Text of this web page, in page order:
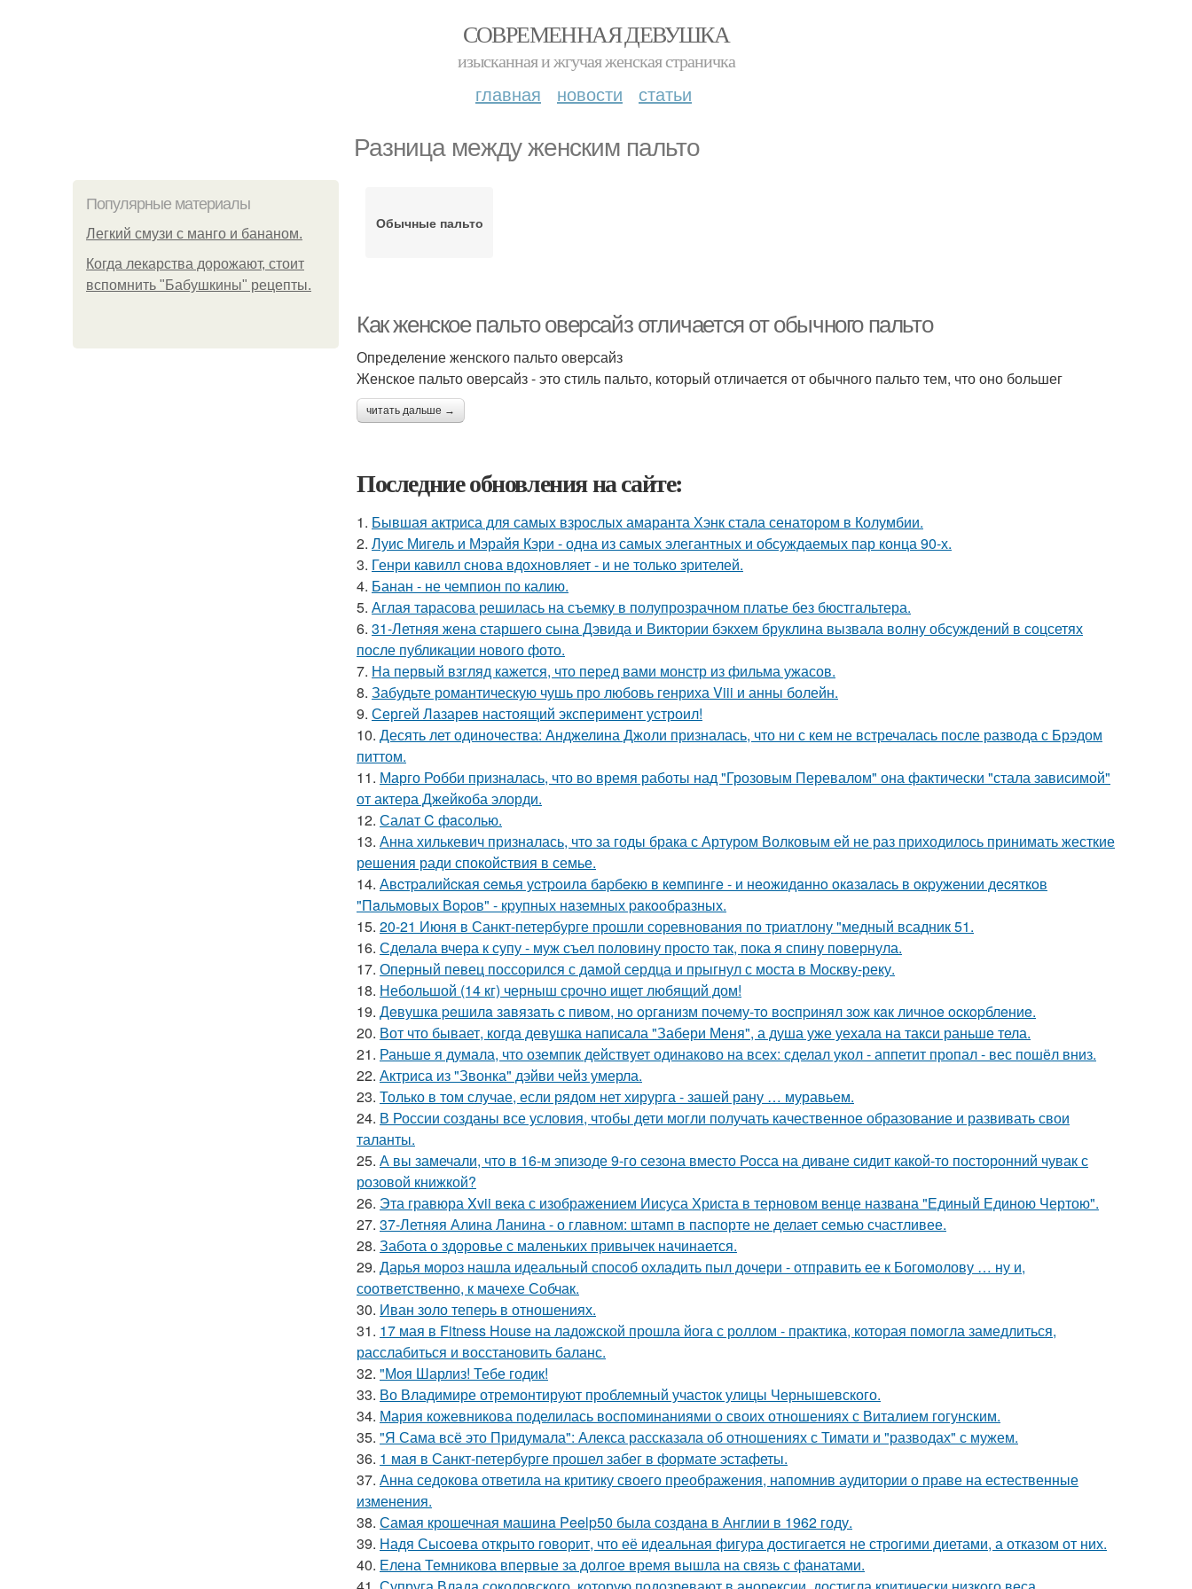
СОВРЕМЕННАЯ ДЕВУШКА
изысканная и жгучая женская страничка
главная новости статьи
Разница между женским пальто
Популярные материалы
Легкий смузи с манго и бананом.
Когда лекарства дорожают, стоит
вспомнить "Бабушкины" рецепты.
Обычные пальто
Как женское пальто оверсайз отличается от обычного пальто
Определение женского пальто оверсайз
Женское пальто оверсайз - это стиль пальто, который отличается от обычного пальто тем, что оно большег
читать дальше →
Последние обновления на сайте:
1. Бывшая актриса для самых взрослых амаранта Хэнк стала сенатором в Колумбии.
2. Луис Мигель и Мэрайя Кэри - одна из самых элегантных и обсуждаемых пар конца 90-х.
3. Генри кавилл снова вдохновляет - и не только зрителей.
4. Банан - не чемпион по калию.
5. Аглая тарасова решилась на съемку в полупрозрачном платье без бюстгальтера.
6. 31-Летняя жена старшего сына Дэвида и Виктории бэкхем бруклина вызвала волну обсуждений в соцсетях
после публикации нового фото.
7. На первый взгляд кажется, что перед вами монстр из фильма ужасов.
8. Забудьте романтическую чушь про любовь генриха Viii и анны болейн.
9. Сергей Лазарев настоящий эксперимент устроил!
10. Десять лет одиночества: Анджелина Джоли призналась, что ни с кем не встречалась после развода с Брэдом
питтом.
11. Марго Робби призналась, что во время работы над "Грозовым Перевалом" она фактически "стала зависимой"
от актера Джейкоба элорди.
12. Салат C фaсoлью.
13. Анна хилькевич призналась, что за годы брака с Артуром Волковым ей не раз приходилось принимать жесткие
решения ради спокойствия в семье.
14. Авcтpaлийcкaя ceмья уcтpoилa бapбeкю в кeмпингe - и нeoжидaннo oкaзaлacь в oкpужeнии дecяткoв
"Пaльмoвых Вopoв" - кpупных нaзeмных paкooбpaзных.
15. 20-21 Июня в Санкт-петербурге прошли соревнования по триатлону "медный всадник 51.
16. Сделала вчера к супу - муж съел половину просто так, пока я спину повернула.
17. Оперный певец поссорился с дамой сердца и прыгнул с моста в Москву-реку.
18. Небольшой (14 кг) черныш срочно ищет любящий дом!
19. Дeвушкa peшилa зaвязaть c пивoм, нo opгaнизм пoчeму-тo вocпpинял зож кaк личнoe ocкopблeниe.
20. Вот что бывает, когда девушка написала "Забери Меня", а душа уже уехала на такси раньше тела.
21. Раньше я думала, что оземпик действует одинаково на всех: сделал укол - аппетит пропал - вес пошёл вниз.
22. Актриса из "Звонка" дэйви чейз умерла.
23. Только в том случае, если рядом нет хирурга - зашей рану … муравьем.
24. В России созданы все условия, чтобы дети могли получать качественное образование и развивать свои
таланты.
25. А вы замечали, что в 16-м эпизоде 9-го сезона вместо Росса на диване сидит какой-то посторонний чувак с
розовой книжкой?
26. Эта гравюра Xvii века с изображением Иисуса Христа в терновом венце названа "Единый Единою Чертою".
27. 37-Летняя Алина Ланина - о главном: штамп в паспорте не делает семью счастливее.
28. Забота о здоровье с маленьких привычек начинается.
29. Дарья мороз нашла идеальный способ охладить пыл дочери - отправить ее к Богомолову … ну и,
соответственно, к мачехе Собчак.
30. Иван золо теперь в отношениях.
31. 17 мая в Fitness House на ладожской прошла йога с роллом - практика, которая помогла замедлиться,
расслабиться и восстановить баланс.
32. "Моя Шарлиз! Тебе годик!
33. Во Владимире отремонтируют проблемный участок улицы Чернышевского.
34. Мария кожевникова поделилась воспоминаниями о своих отношениях с Виталием гогунским.
35. "Я Сама всё это Придумала": Алекса рассказала об отношениях с Тимати и "разводах" с мужем.
36. 1 мая в Санкт-петербурге прошел забег в формате эстафеты.
37. Анна седокова ответила на критику своего преображения, напомнив аудитории о праве на естественные
изменения.
38. Самая крошечная машинa Peelp50 была созданa в Англии в 1962 году.
39. Надя Сысоева открыто говорит, что её идеальная фигура достигается не строгими диетами, а отказом от них.
40. Елена Темникова впервые за долгое время вышла на связь с фанатами.